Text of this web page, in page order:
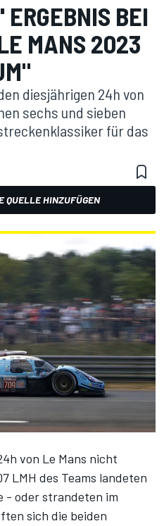
BEI
MANS 2023
diesjährigen 24h von
sechs und sieben
für das
QUELLE HINZUFÜGEN
von Le Mans nicht
LMH des Teams landeten
- oder strandeten im
sich die beiden